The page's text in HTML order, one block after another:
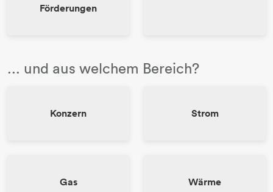
Förderungen
... und aus welchem Bereich?
Konzern Strom
Gas Wärme